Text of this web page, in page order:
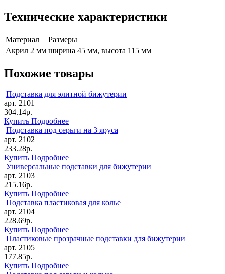
Технические характеристики
Материал
Размеры
Акрил 2 мм ширина 45 мм, высота 115 мм
Похожие товары
Подставка для элитной бижутерии
арт. 2101
304.14р.
Купить Подробнее
Подставка под серьги на 3 яруса
арт. 2102
233.28р.
Купить Подробнее
Универсальные подставки для бижутерии
арт. 2103
215.16р.
Купить Подробнее
Подставка пластиковая для колье
арт. 2104
228.69р.
Купить Подробнее
Пластиковые прозрачные подставки для бижутерии
арт. 2105
177.85р.
Купить Подробнее